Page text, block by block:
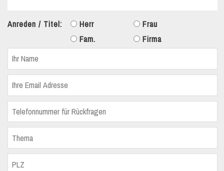
Anreden / Titel: Herr
Frau
Fam.
Firma